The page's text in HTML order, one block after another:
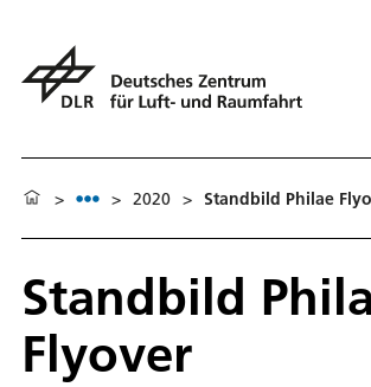
> > 2020 > Standbild Philae
Standbild
Flyover